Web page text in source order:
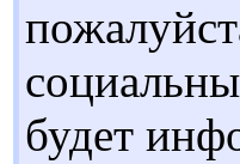
будет